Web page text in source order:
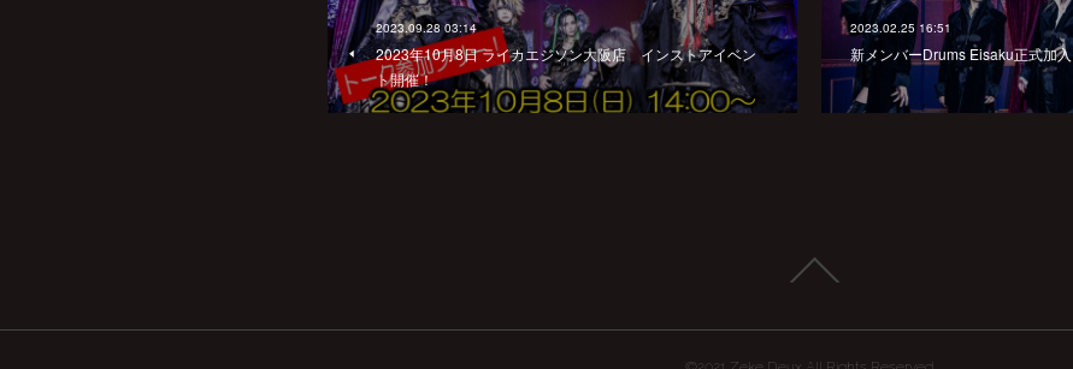
2023.09.28 03:14
2023年10月8日 ライカエジソン大阪店 インストアイベン
ト開催！
2023.02.25 16:51
新メンバーDrums Eisaku正式加入